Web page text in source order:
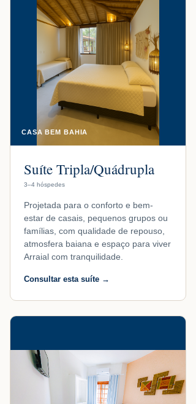
CASA BEM BAHIA
Suíte Tripla/Quádrupla
3–4 hóspedes
Projetada para o conforto e bem-
estar de casais, pequenos grupos ou
famílias, com qualidade de repouso,
atmosfera baiana e espaço para viver
Arraial com tranquilidade.
Consultar esta suíte →